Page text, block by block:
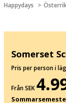
Happydays
Somerset
Pris per person i
Från SEK